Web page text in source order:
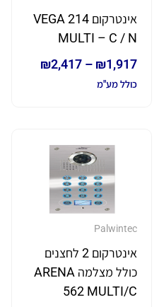
אינטרקום VEGA 214
MULTI – C / N
₪1,917
–
₪2,417
כולל מע"מ
Palwintec
אינטרקום 2 לחצנים
כולל מצלמה ARENA
562 MULTI/C